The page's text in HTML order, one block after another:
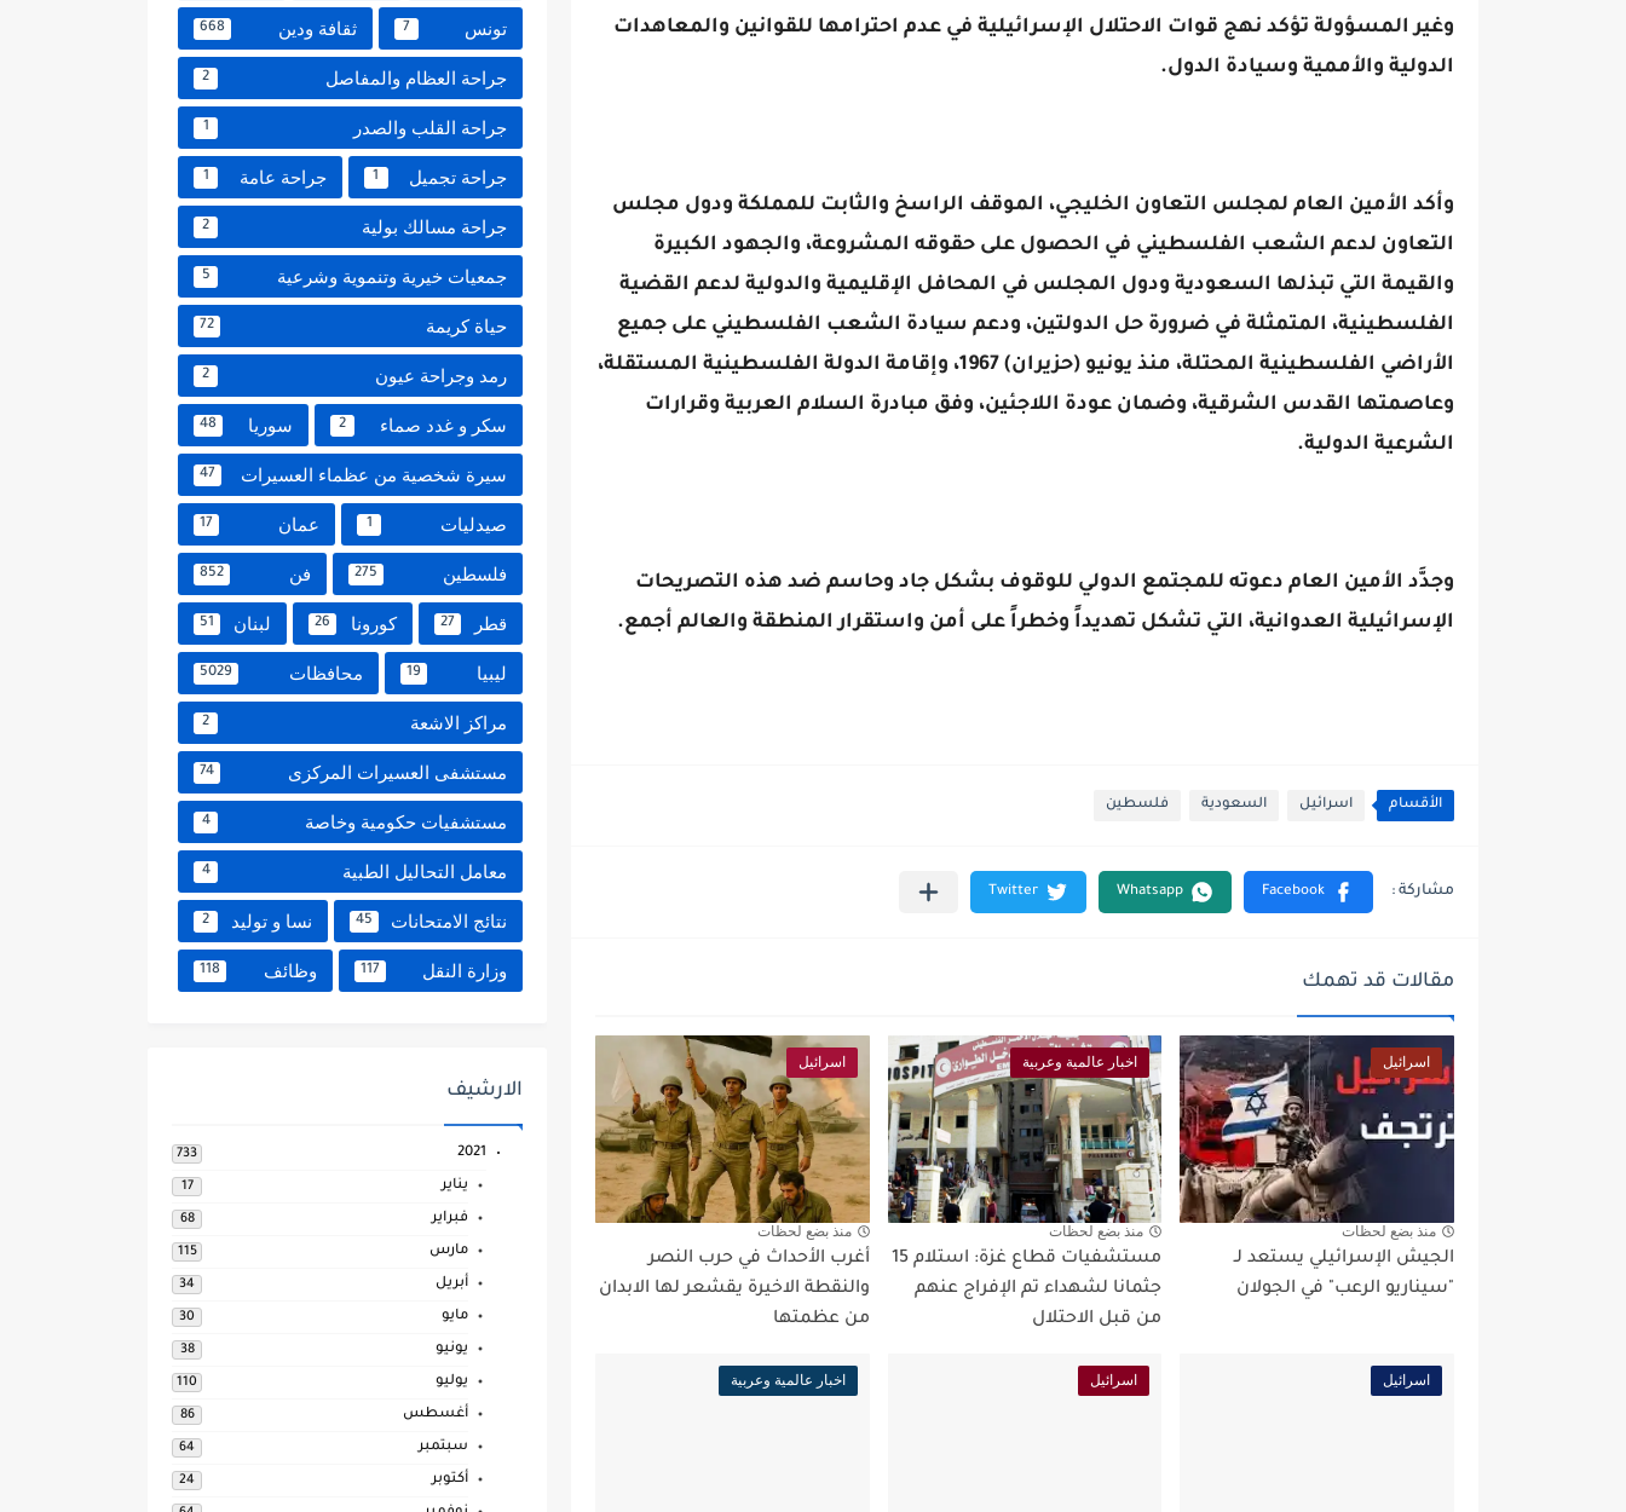
وغير المسؤولة تؤكد نهج قوات الاحتلال الإسرائيلية في عدم احترامها للقوانين والمعاهدات
الدولية والأممية وسيادة الدول.
وأكد الأمين العام لمجلس التعاون الخليجي، الموقف الراسخ والثابت للمملكة ودول مجلس
التعاون لدعم الشعب الفلسطيني في الحصول على حقوقه المشروعة، والجهود الكبيرة
والقيمة التي تبذلها السعودية ودول المجلس في المحافل الإقليمية والدولية لدعم القضية
الفلسطينية، المتمثلة في ضرورة حل الدولتين، ودعم سيادة الشعب الفلسطيني على جميع
الأراضي الفلسطينية المحتلة، منذ يونيو (حزيران) 1967، وإقامة الدولة الفلسطينية المستقلة،
وعاصمتها القدس الشرقية، وضمان عودة اللاجئين، وفق مبادرة السلام العربية وقرارات
الشرعية الدولية.
وجدَّد الأمين العام دعوته للمجتمع الدولي للوقوف بشكل جاد وحاسم ضد هذه التصريحات
الإسرائيلية العدوانية، التي تشكل تهديداً وخطراً على أمن واستقرار المنطقة والعالم أجمع.
الأقسام اسرائيل السعودية فلسطين
مقالات قد تهمك
اسرائيل
منذ بضع لحظات
الجيش الإسرائيلي يستعد لـ
"سيناريو الرعب" في الجولان
اخبار عالمية وعربية
منذ بضع لحظات
مستشفيات قطاع غزة: استلام 15
جثمانا لشهداء تم الإفراج عنهم
من قبل الاحتلال
اسرائيل
منذ بضع لحظات
أغرب الأحداث في حرب النصر
والنقطة الاخيرة يقشعر لها الابدان
من عظمتها
اسرائيل اسرائيل اخبار عالمية وعربية
تونس 7 ثقافة ودين 668
جراحة العظام والمفاصل 2
جراحة القلب والصدر 1
جراحة تجميل 1 جراحة عامة 1
جراحة مسالك بولية 2
جمعيات خيرية وتنموية وشرعية 5
حياة كريمة 72
رمد وجراحة عيون 2
سكر و غدد صماء 2 سوريا 48
سيرة شخصية من عظماء العسيرات 47
صيدليات 1 عمان 17
فلسطين 275 فن 852
قطر 27 كورونا 26 لبنان 51
ليبيا 19 محافظات 5029
مراكز الاشعة 2
مستشفى العسيرات المركزى 74
مستشفيات حكومية وخاصة 4
معامل التحاليل الطبية 4
نتائج الامتحانات 45 نسا و توليد 2
وزارة النقل 117 وظائف 118
الارشيف
2021
733
يناير 17
فبراير 68
مارس 115
أبريل 34
مايو 30
يونيو 38
يوليو 110
أغسطس 86
سبتمبر 64
أكتوبر 24